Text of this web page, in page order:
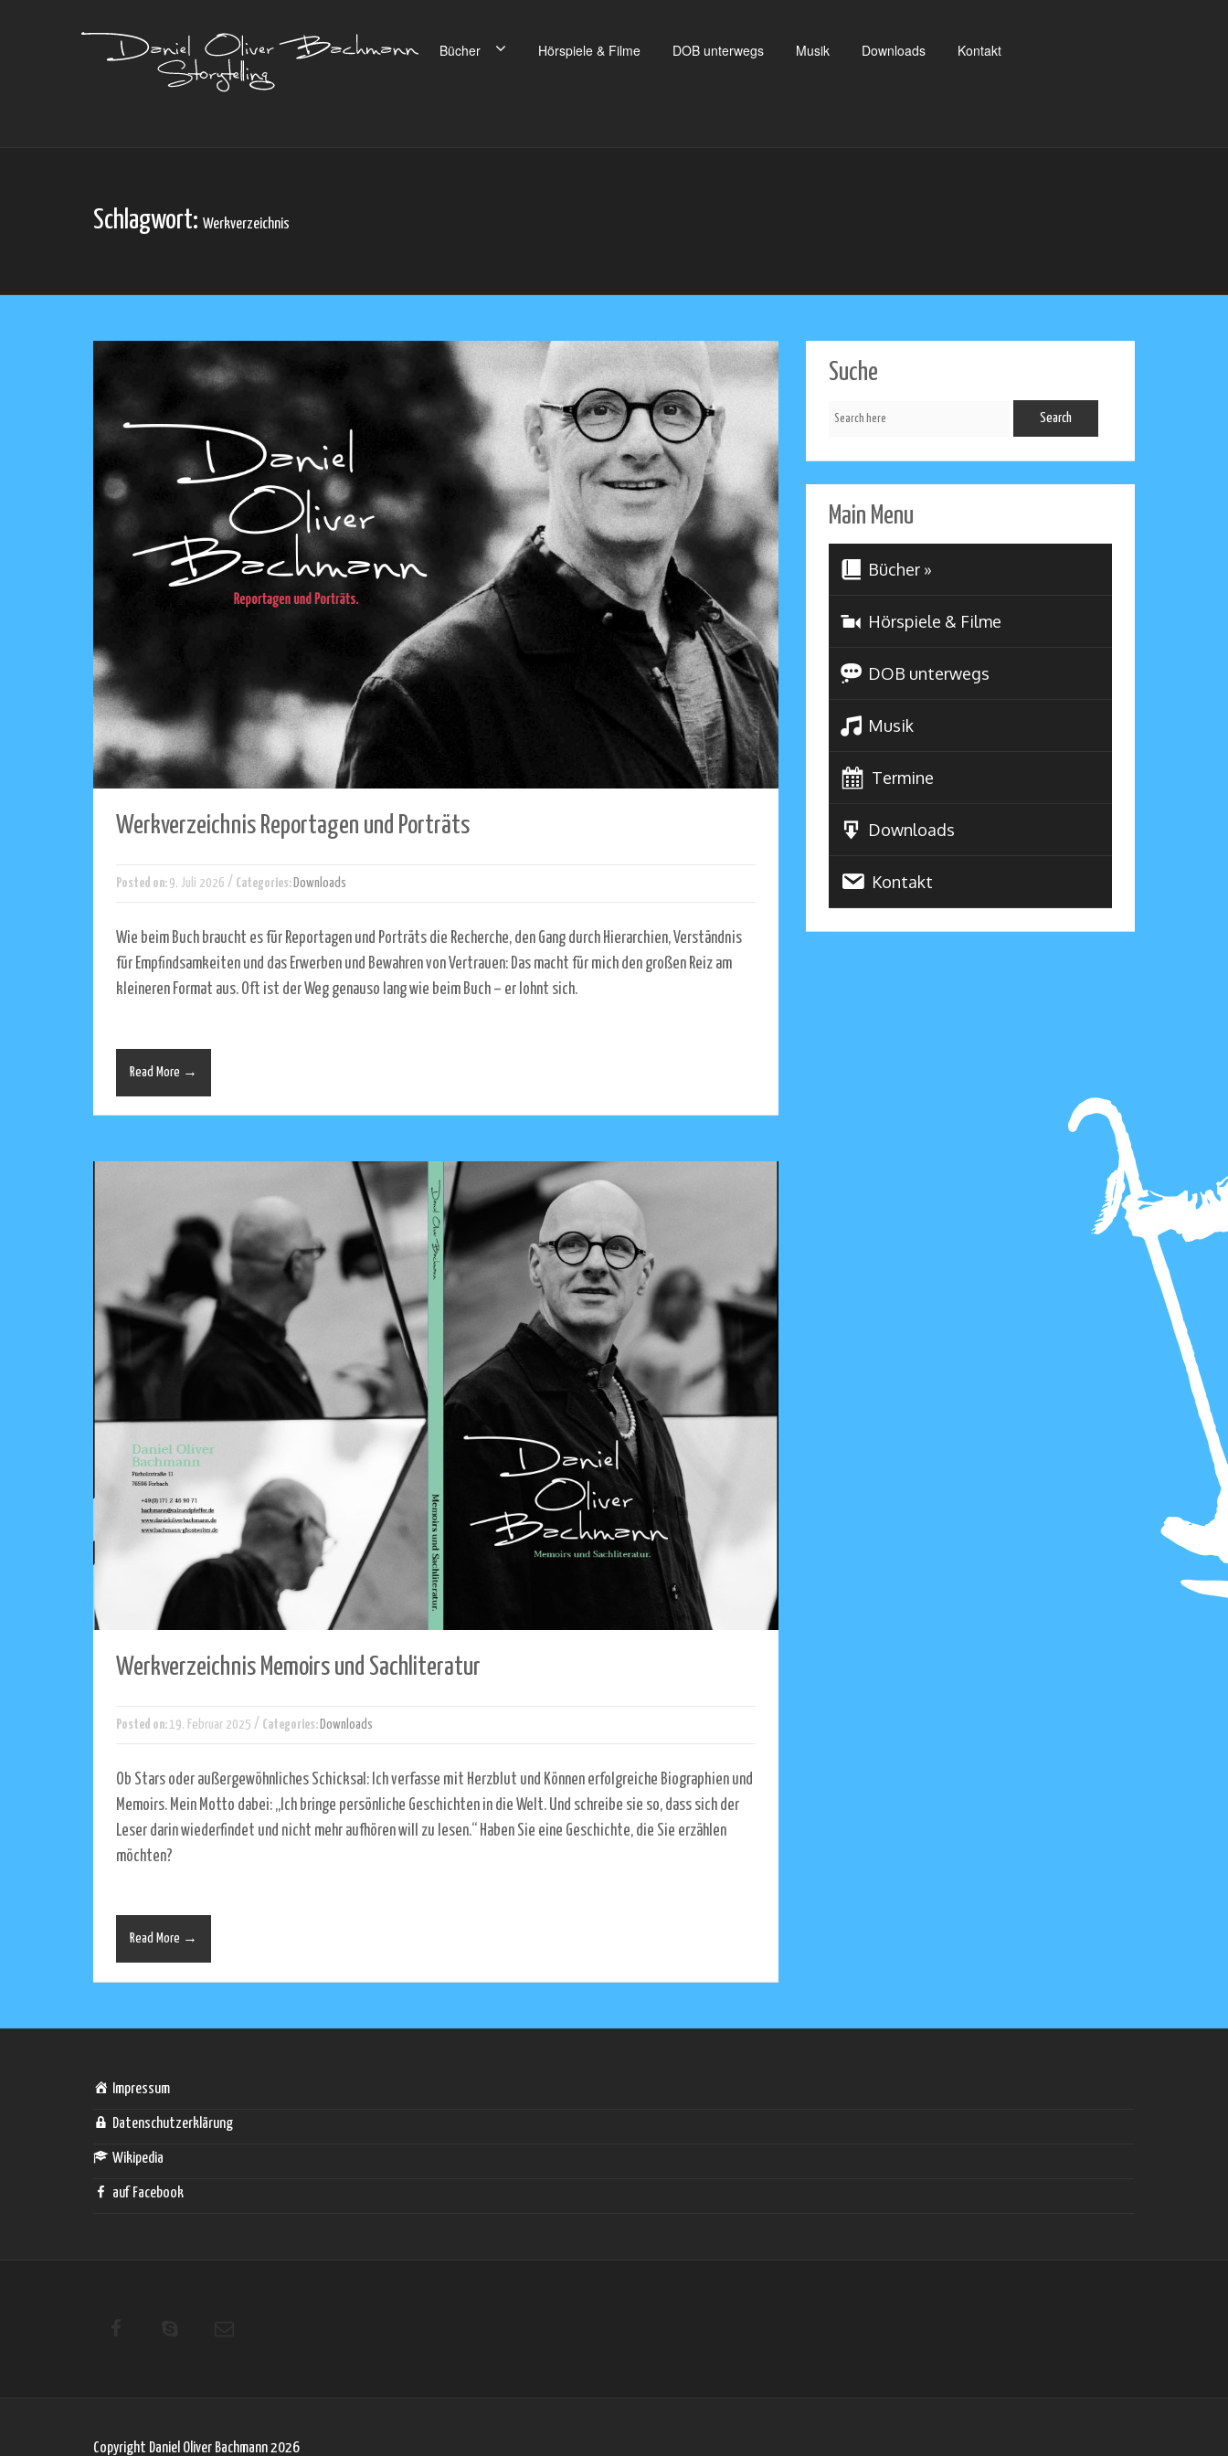
Bücher Hörspiele & Filme DOB unterwegs Musik Downloads Kontakt
Schlagwort: Werkverzeichnis
Werkverzeichnis Reportagen und Porträts
Posted on: 9. Juli 2026 / Categories: Downloads
Wie beim Buch braucht es für Reportagen und Porträts die Recherche, den Gang durch Hierarchien, Verständnis
für Empfindsamkeiten und das Erwerben und Bewahren von Vertrauen: Das macht für mich den großen Reiz am
kleineren Format aus. Oft ist der Weg genauso lang wie beim Buch – er lohnt sich.
Read More →
Werkverzeichnis Memoirs und Sachliteratur
Posted on: 19. Februar 2025 / Categories: Downloads
Ob Stars oder außergewöhnliches Schicksal: Ich verfasse mit Herzblut und Können erfolgreiche Biographien und
Memoirs. Mein Motto dabei: „Ich bringe persönliche Geschichten in die Welt. Und schreibe sie so, dass sich der
Leser darin wiederfindet und nicht mehr aufhören will zu lesen.“ Haben Sie eine Geschichte, die Sie erzählen
möchten?
Read More →
Suche
Main Menu
Bücher »
Hörspiele & Filme
DOB unterwegs
Musik
Termine
Downloads
Kontakt
Impressum
Datenschutzerklärung
Wikipedia
auf Facebook
Copyright Daniel Oliver Bachmann 2026